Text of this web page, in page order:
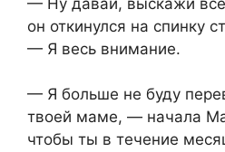
он откинулся на спинку
— Я весь внимание.
— Я больше не буду
твоей маме, — начала
чтобы ты в течение